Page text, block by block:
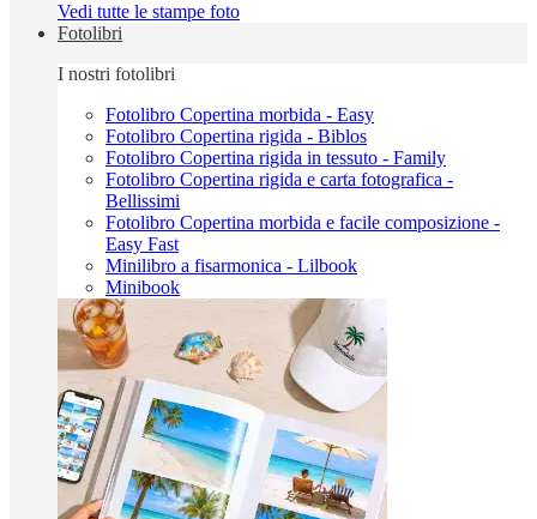
Vedi tutte le stampe foto
Fotolibri
I nostri fotolibri
Fotolibro Copertina morbida - Easy
Fotolibro Copertina rigida - Biblos
Fotolibro Copertina rigida in tessuto - Family
Fotolibro Copertina rigida e carta fotografica -
Bellissimi
Fotolibro Copertina morbida e facile composizione -
Easy Fast
Minilibro a fisarmonica - Lilbook
Minibook